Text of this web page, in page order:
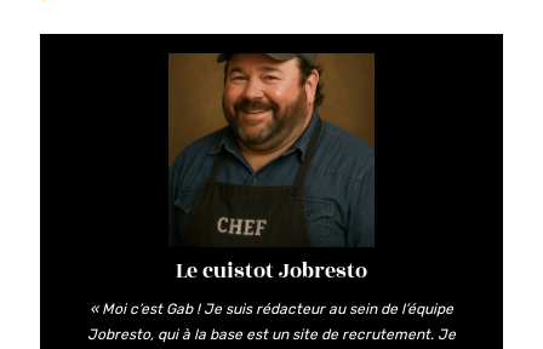
Le cuistot Jobresto
« Moi c’est Gab ! Je suis rédacteur au sein de l’équipe
Jobresto, qui à la base est un site de recrutement. Je